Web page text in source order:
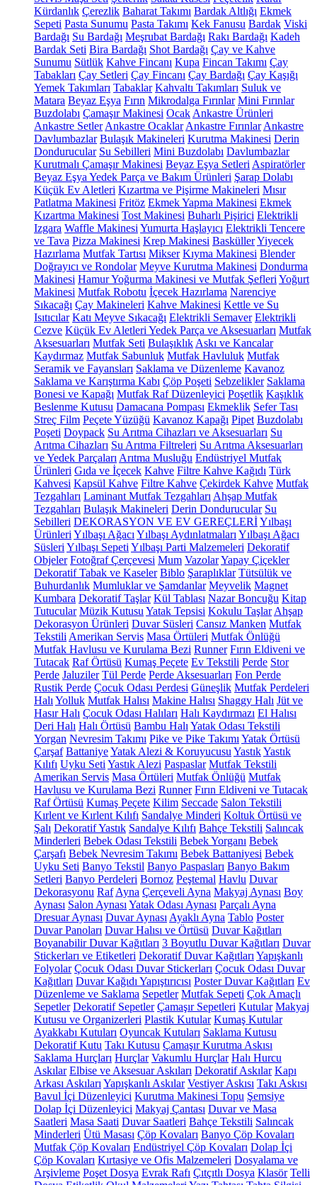
Kürdanlık Çerezlik Baharat Takımı Bardak Altlığı Ekmek
Sepeti Pasta Sunumu Pasta Takımı Kek Fanusu Bardak Viski
Bardağı Su Bardağı Meşrubat Bardağı Rakı Bardağı Kadeh
Bardak Seti Bira Bardağı Shot Bardağı Çay ve Kahve
Sunumu Sütlük Kahve Fincanı Kupa Fincan Takımı Çay
Tabakları Çay Setleri Çay Fincanı Çay Bardağı Çay Kaşığı
Yemek Takımları Tabaklar Kahvaltı Takımları Suluk ve
Matara Beyaz Eşya Fırın Mikrodalga Fırınlar Mini Fırınlar
Buzdolabı Çamaşır Makinesi Ocak Ankastre Ürünleri
Ankastre Setler Ankastre Ocaklar Ankastre Fırınlar Ankastre
Davlumbazlar Bulaşık Makineleri Kurutma Makinesi Derin
Dondurucular Su Sebilleri Mini Buzdolabı Davlumbazlar
Kurutmalı Çamaşır Makinesi Beyaz Eşya Setleri Aspiratörler
Beyaz Eşya Yedek Parça ve Bakım Ürünleri Şarap Dolabı
Küçük Ev Aletleri Kızartma ve Pişirme Makineleri Mısır
Patlatma Makinesi Fritöz Ekmek Yapma Makinesi Ekmek
Kızartma Makinesi Tost Makinesi Buharlı Pişirici Elektrikli
Izgara Waffle Makinesi Yumurta Haşlayıcı Elektrikli Tencere
ve Tava Pizza Makinesi Krep Makinesi BasküllerYiyecek
Hazırlama Mutfak Tartısı Mikser Kıyma Makinesi Blender
Doğrayıcı ve Rondolar Meyve Kurutma Makinesi Dondurma
Makinesi Hamur Yoğurma Makinesi ve Mutfak Şefleri Yoğurt
Makinesi Mutfak Robotu İçecek Hazırlama Narenciye
Sıkacağı Çay Makineleri Kahve Makinesi Kettle ve Su
Isıtıcılar Katı Meyve Sıkacağı Elektrikli Semaver Elektrikli
Cezve Küçük Ev Aletleri Yedek Parça ve Aksesuarları Mutfak
Aksesuarları Mutfak Seti Bulaşıklık Askı ve Kancalar
Kaydırmaz Mutfak Sabunluk Mutfak Havluluk Mutfak
Seramik ve Fayansları Saklama ve Düzenleme Kavanoz
Saklama ve Karıştırma Kabı Çöp Poşeti Sebzelikler Saklama
Bonesi ve Kapağı Mutfak Raf Düzenleyici Poşetlik Kaşıklık
Beslenme Kutusu Damacana Pompası Ekmeklik Sefer Tası
Streç Film Peçete Yüzüğü Kavanoz Kapağı Pipet Buzdolabı
Poşeti Doypack Su Arıtma Cihazları ve Aksesuarları Su
Arıtma Cihazları Su Arıtma Filtreleri Su Arıtma Aksesuarları
ve Yedek Parçaları Arıtma Musluğu Endüstriyel Mutfak
Ürünleri Gıda ve İçecek Kahve Filtre Kahve Kağıdı Türk
Kahvesi Kapsül Kahve Filtre Kahve Çekirdek Kahve Mutfak
Tezgahları Laminant Mutfak Tezgahları Ahşap Mutfak
Tezgahları Bulaşık Makineleri Derin Dondurucular Su
Sebilleri DEKORASYON VE EV GEREÇLERİYılbaşı
Ürünleri Yılbaşı Ağacı Yılbaşı Aydınlatmaları Yılbaşı Ağacı
Süsleri Yılbaşı Sepeti Yılbaşı Parti Malzemeleri Dekoratif
Objeler Fotoğraf Çerçevesi Mum VazolarYapay Çiçekler
Dekoratif Tabak ve Kaseler Biblo Şaraplıklar Tütsülük ve
Buhurdanlık Mumluklar ve Şamdanlar Meyvelik Magnet
Kumbara Dekoratif Taşlar Kül Tablası Nazar Boncuğu Kitap
Tutucular Müzik Kutusu Yatak Tepsisi Kokulu Taşlar Ahşap
Dekorasyon Ürünleri Duvar Süsleri Cansız Manken Mutfak
Tekstili Amerikan Servis Masa Örtüleri Mutfak Önlüğü
Mutfak Havlusu ve Kurulama Bezi Runner Fırın Eldiveni ve
Tutacak Raf Örtüsü Kumaş Peçete Ev Tekstili Perde Stor
Perde Jaluziler Tül Perde Perde Aksesuarları Fon Perde
Rustik Perde Çocuk Odası Perdesi Güneşlik Mutfak Perdeleri
Halı Yolluk Mutfak Halısı Makine Halısı Shaggy Halı Jüt ve
Hasır Halı Çocuk Odası Halıları Halı Kaydırmazı El Halısı
Deri Halı Halı Örtüsü Bambu Halı Yatak Odası Tekstili
Yorgan Nevresim Takımı Pike ve Pike Takımı Yatak Örtüsü
Çarşaf BattaniyeYatak Alezi & Koruyucusu YastıkYastık
Kılıfı Uyku Seti Yastık Alezi Paspaslar Mutfak Tekstili
Amerikan Servis Masa Örtüleri Mutfak Önlüğü Mutfak
Havlusu ve Kurulama Bezi Runner Fırın Eldiveni ve Tutacak
Raf Örtüsü Kumaş Peçete Kilim Seccade Salon Tekstili
Kırlent ve Kırlent Kılıfı Sandalye Minderi Koltuk Örtüsü ve
Şalı Dekoratif Yastık Sandalye Kılıfı Bahçe Tekstili Salıncak
Minderleri Bebek Odası Tekstili Bebek Yorganı Bebek
Çarşafı Bebek Nevresim Takımı Bebek Battaniyesi Bebek
Uyku Seti Banyo Tekstil Banyo Paspasları Banyo Bakım
Setleri Banyo Perdeleri Bornoz Peştemal Havlu Duvar
Dekorasyonu Raf Ayna Çerçeveli Ayna Makyaj Aynası Boy
Aynası Salon Aynası Yatak Odası Aynası Parçalı Ayna
Dresuar Aynası Duvar Aynası Ayaklı Ayna Tablo Poster
Duvar Panoları Duvar Halısı ve Örtüsü Duvar Kağıtları
Boyanabilir Duvar Kağıtları 3 Boyutlu Duvar Kağıtları Duvar
Stickerları ve Etiketleri Dekoratif Duvar Kağıtları Yapışkanlı
Folyolar Çocuk Odası Duvar Stickerları Çocuk Odası Duvar
Kağıtları Duvar Kağıdı Yapıştırıcısı Poster Duvar Kağıtları Ev
Düzenleme ve Saklama Sepetler Mutfak Sepeti Çok Amaçlı
Sepetler Dekoratif Sepetler Çamaşır Sepetleri Kutular Makyaj
Kutusu ve Organizerleri Plastik Kutular Kumaş Kutular
Ayakkabı Kutuları Oyuncak Kutuları Saklama Kutusu
Dekoratif Kutu Takı Kutusu Çamaşır Kurutma Askısı
Saklama Hurçları Hurçlar Vakumlu Hurçlar Halı Hurcu
Askılar Elbise ve Aksesuar Askıları Dekoratif Askılar Kapı
Arkası Askıları Yapışkanlı Askılar Vestiyer Askısı Takı Askısı
Bavul İçi Düzenleyici Kurutma Makinesi Topu Şemsiye
Dolap İçi Düzenleyici Makyaj Çantası Duvar ve Masa
Saatleri Masa Saati Duvar Saatleri Bahçe Tekstili Salıncak
Minderleri Ütü Masası Çöp Kovaları Banyo Çöp Kovaları
Mutfak Çöp Kovaları Endüstriyel Çöp Kovaları Dolap İçi
Çöp Kovaları Kırtasiye ve Ofis Malzemeleri Dosyalama ve
Arşivleme Poşet Dosya Evrak Rafı Çıtçıtlı Dosya Klasör Telli